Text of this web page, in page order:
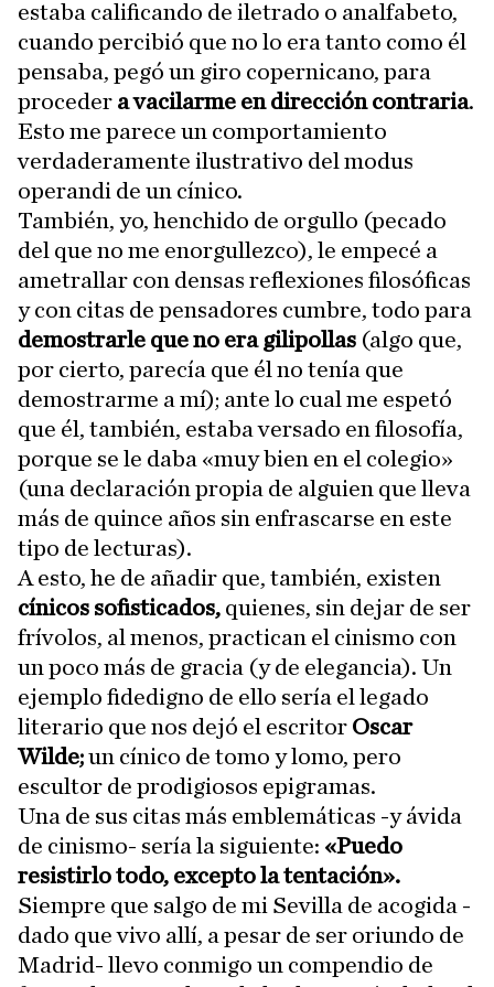
estaba calificando de iletrado o analfabeto,
cuando percibió que no lo era tanto como él
pensaba, pegó un giro copernicano, para
proceder a vacilarme en dirección contraria.
Esto me parece un comportamiento
verdaderamente ilustrativo del modus
operandi de un cínico.
También, yo, henchido de orgullo (pecado
del que no me enorgullezco), le empecé a
ametrallar con densas reflexiones filosóficas
y con citas de pensadores cumbre, todo para
demostrarle que no era gilipollas (algo que,
por cierto, parecía que él no tenía que
demostrarme a mí); ante lo cual me espetó
que él, también, estaba versado en filosofía,
porque se le daba «muy bien en el colegio»
(una declaración propia de alguien que lleva
más de quince años sin enfrascarse en este
tipo de lecturas).
A esto, he de añadir que, también, existen
cínicos sofisticados, quienes, sin dejar de ser
frívolos, al menos, practican el cinismo con
un poco más de gracia (y de elegancia). Un
ejemplo fidedigno de ello sería el legado
literario que nos dejó el escritor Oscar
Wilde;un cínico de tomo y lomo, pero
escultor de prodigiosos epigramas.
Una de sus citas más emblemáticas -y ávida
de cinismo- sería la siguiente: «Puedo
resistirlo todo, excepto la tentación».
Siempre que salgo de mi Sevilla de acogida -
dado que vivo allí, a pesar de ser oriundo de
Madrid- llevo conmigo un compendio de